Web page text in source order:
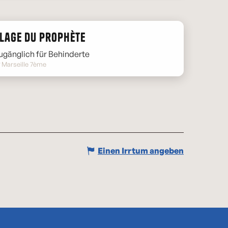
du Prophète
für Behinderte
Marseille 7ème
Einen Irrtum angeben